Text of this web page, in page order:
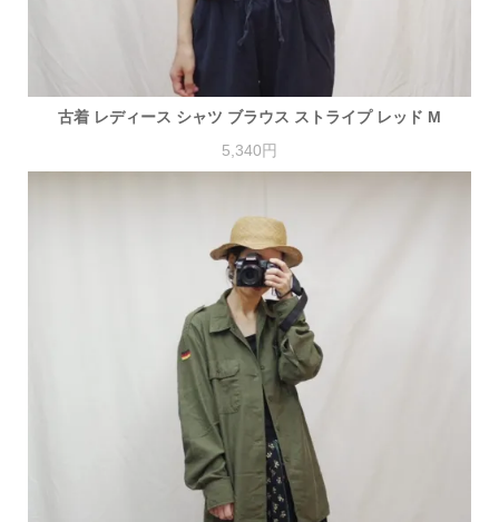
古着 レディース シャツ ブラウス ストライプ レッド M
5,340円